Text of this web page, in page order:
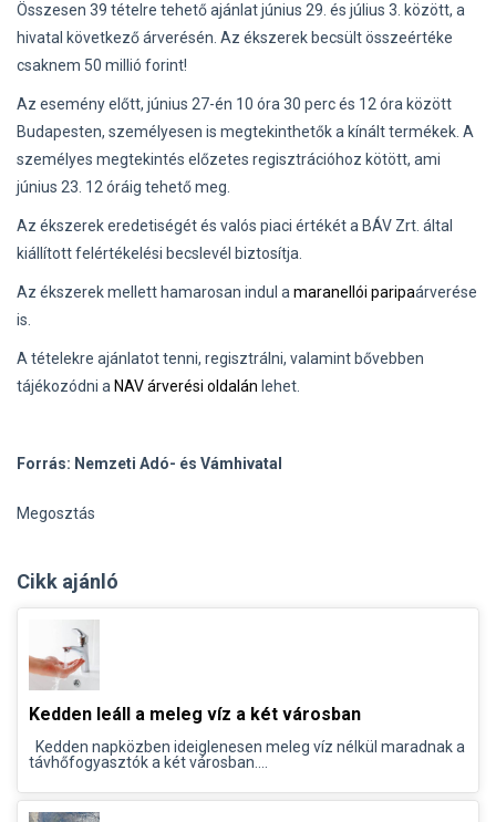
Összesen 39 tételre tehető ajánlat június 29. és július 3. között, a
hivatal következő árverésén. Az ékszerek becsült összeértéke
csaknem 50 millió forint!
Az esemény előtt, június 27-én 10 óra 30 perc és 12 óra között
Budapesten, személyesen is megtekinthetők a kínált termékek. A
személyes megtekintés előzetes regisztrációhoz kötött, ami
június 23. 12 óráig tehető meg.
Az ékszerek eredetiségét és valós piaci értékét a BÁV Zrt. által
kiállított felértékelési becslevél biztosítja.
Az ékszerek mellett hamarosan indul amaranellói paripaárverése
is.
A tételekre ajánlatot tenni, regisztrálni, valamint bővebben
tájékozódni a NAV árverési oldalán lehet.
Forrás: Nemzeti Adó- és Vámhivatal
Megosztás
Cikk ajánló
Kedden leáll a meleg víz a két városban
Kedden napközben ideiglenesen meleg víz nélkül maradnak a
távhőfogyasztók a két városban....